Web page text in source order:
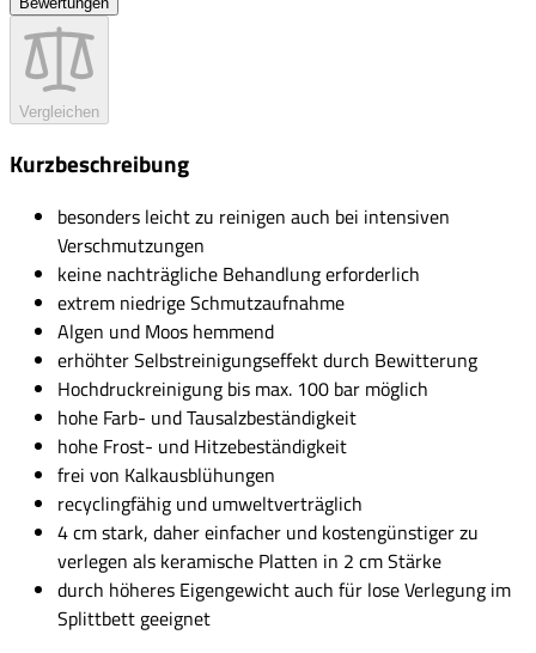
Vergleichen
Kurzbeschreibung
besonders leicht zu reinigen auch bei intensiven
Verschmutzungen
keine nachträgliche Behandlung erforderlich
extrem niedrige Schmutzaufnahme
Algen und Moos hemmend
erhöhter Selbstreinigungseffekt durch Bewitterung
Hochdruckreinigung bis max. 100 bar möglich
hohe Farb- und Tausalzbeständigkeit
hohe Frost- und Hitzebeständigkeit
frei von Kalkausblühungen
recyclingfähig und umweltverträglich
4 cm stark, daher einfacher und kostengünstiger zu
verlegen als keramische Platten in 2 cm Stärke
durch höheres Eigengewicht auch für lose Verlegung im
Splittbett geeignet